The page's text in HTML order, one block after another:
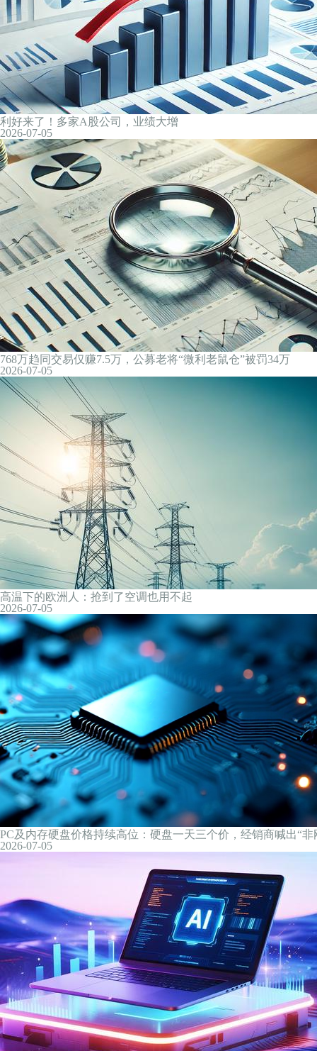
A股三大指数集体高开，存储芯片概念大幅活跃
2026-07-06
韩国开启外汇市场24小时交易，韩元兑美元汇率小幅反弹
2026-07-06
增超76%！两融新开户，最新数据出炉
2026-07-06
科创板IPO受理数量迎高峰 半导体公司占比超七成
2026-07-06